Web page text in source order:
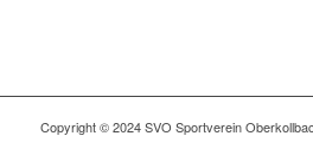
Copyright © 2024 SVO Sportverein